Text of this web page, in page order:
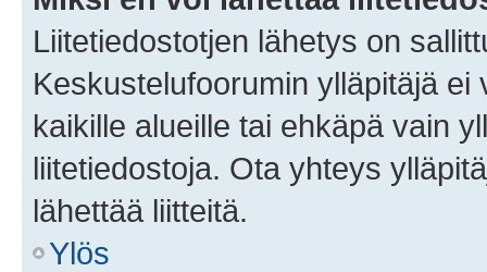
Liitetiedostotjen lähetys on
Keskustelufoorumin ylläpitäjä
kaikille alueille tai ehkäpä vain
liitetiedostoja. Ota yhteys
lähettää liitteitä.
Ylös